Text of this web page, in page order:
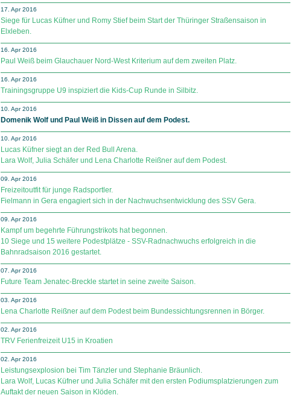
17. Apr 2016
Siege für Lucas Küfner und Romy Stief beim Start der Thüringer Straßensaison in
Elxleben.
16. Apr 2016
Paul Weiß beim Glauchauer Nord-West Kriterium auf dem zweiten Platz.
16. Apr 2016
Trainingsgruppe U9 inspiziert die Kids-Cup Runde in Silbitz.
10. Apr 2016
Domenik Wolf und Paul Weiß in Dissen auf dem Podest.
10. Apr 2016
Lucas Küfner siegt an der Red Bull Arena.
Lara Wolf, Julia Schäfer und Lena Charlotte Reißner auf dem Podest.
09. Apr 2016
Freizeitoutfit für junge Radsportler.
Fielmann in Gera engagiert sich in der Nachwuchsentwicklung des SSV Gera.
09. Apr 2016
Kampf um begehrte Führungstrikots hat begonnen.
10 Siege und 15 weitere Podestplätze - SSV-Radnachwuchs erfolgreich in die
Bahnradsaison 2016 gestartet.
07. Apr 2016
Future Team Jenatec-Breckle startet in seine zweite Saison.
03. Apr 2016
Lena Charlotte Reißner auf dem Podest beim Bundessichtungsrennen in Börger.
02. Apr 2016
TRV Ferienfreizeit U15 in Kroatien
02. Apr 2016
Leistungsexplosion bei Tim Tänzler und Stephanie Bräunlich.
Lara Wolf, Lucas Küfner und Julia Schäfer mit den ersten Podiumsplatzierungen zum
Auftakt der neuen Saison in Klöden.